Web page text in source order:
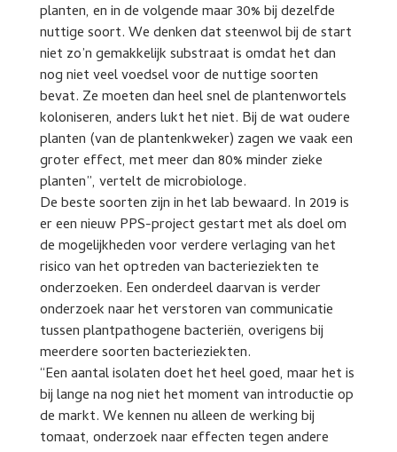
planten, en in de volgende maar 30% bij dezelfde
nuttige soort. We denken dat steenwol bij de start
niet zo’n gemakkelijk substraat is omdat het dan
nog niet veel voedsel voor de nuttige soorten
bevat. Ze moeten dan heel snel de plantenwortels
koloniseren, anders lukt het niet. Bij de wat oudere
planten (van de plantenkweker) zagen we vaak een
groter effect, met meer dan 80% minder zieke
planten”, vertelt de microbiologe.
De beste soorten zijn in het lab bewaard. In 2019 is
er een nieuw PPS-project gestart met als doel om
de mogelijkheden voor verdere verlaging van het
risico van het optreden van bacterieziekten te
onderzoeken. Een onderdeel daarvan is verder
onderzoek naar het verstoren van communicatie
tussen plantpathogene bacteriën, overigens bij
meerdere soorten bacterieziekten.
“Een aantal isolaten doet het heel goed, maar het is
bij lange na nog niet het moment van introductie op
de markt. We kennen nu alleen de werking bij
tomaat, onderzoek naar effecten tegen andere